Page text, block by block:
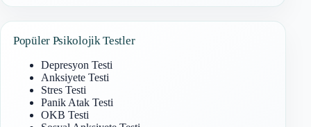
Popüler Psikolojik Testler
Depresyon Testi
Anksiyete Testi
Stres Testi
Panik Atak Testi
OKB Testi